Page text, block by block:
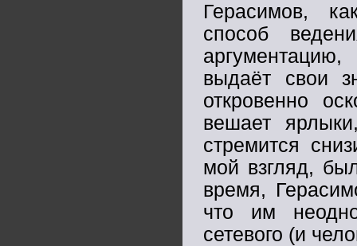
Герасимов,
способ
выдаёт свои
откровенно
вешает
стремится
мой взгляд,
время,
что им
сетевого (и